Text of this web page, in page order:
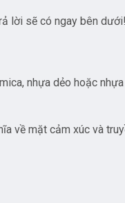
lời sẽ có ngay bên dưới!
nhựa dẻo hoặc
về mặt cảm xúc và